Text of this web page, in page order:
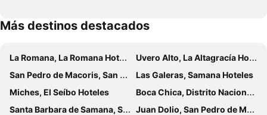
Más destinos destacados
La Romana, La Romana Hoteles
Uvero Alto, La Altagracía Hoteles
San Pedro de Macoris, San Pedro de Marcorís Hoteles
Las Galeras, Samana Hoteles
Miches, El Seíbo Hoteles
Boca Chica, Distrito Nacional Hoteles
Santa Barbara de Samana, Samana Hoteles
Juan Dolio, San Pedro de Marcorís Hoteles